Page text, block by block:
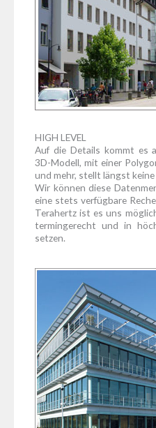
HIGH LEVEL
Auf die Details kommt es
3D-Modell, mit einer
und mehr, stellt längst
Wir können diese
eine stets verfügbare
Terahertz ist es uns
termingerecht und in
setzen.